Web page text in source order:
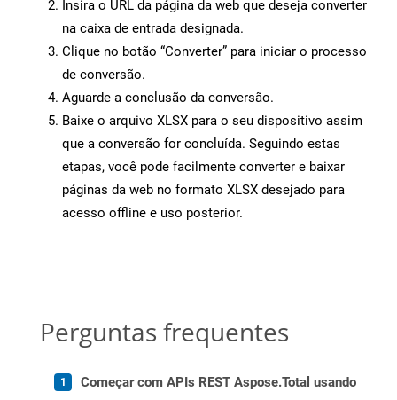
Insira o URL da página da web que deseja converter
na caixa de entrada designada.
Clique no botão “Converter” para iniciar o processo
de conversão.
Aguarde a conclusão da conversão.
Baixe o arquivo XLSX para o seu dispositivo assim
que a conversão for concluída. Seguindo estas
etapas, você pode facilmente converter e baixar
páginas da web no formato XLSX desejado para
acesso offline e uso posterior.
Perguntas frequentes
Começar com APIs REST Aspose.Total usando